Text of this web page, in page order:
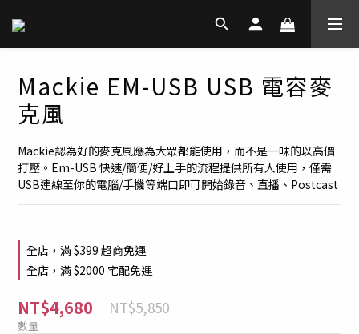
Mackie EM-USB USB 電容麥
克風
Mackie認為好的麥克風應為大眾都能使用，而不是一味的以高價
打壓。Em-USB 快速/簡便/好上手的流程提供所有人使用，僅需
USB連線至你的電腦/手機等端口即可開始錄音、直播、Postcast
全店，滿 $399 超商免運
全店，滿 $2000 宅配免運
NT$4,680 NT$5,850
數量